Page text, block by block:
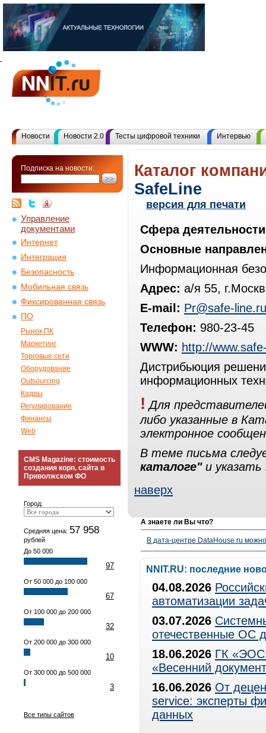
Новости Новости 2.0 Тесты цифровой техники Интервью
Подписка на новости:
Управление
документами
Интернет
Интеграция
Безопасность
Мобильная связь
Фиксированная связь
ПО
Рынок ПК
Маркетинг
Торговые сети
Оборудование
Outsourcing
Кадры
Регулирование
Финансы
Web
CMS Magazine: стоимость
создания корп. сайта в
Приволжском ФО
Город:
Средняя цена: 57 958
рублей
До 50 000
97
От 50 000 до 100 000
67
От 100 000 до 200 000
32
От 200 000 до 300 000
10
От 300 000 до 500 000
3
Все типы сайтов
Каталог
SafeLine
версия для печати
Сфера
Основные
Информационная
Адрес: а/я 55,
E-mail: Pr@safe-line.ru
Телефон: 980-23-45
WWW: http://
Дистрибьюция
информационных
! Для
либо указанные в
электронное
В теме письма
каталоге"и указать
наверх
А знаете ли Вы что?
В дата-центре DataHouse.ru
NNIT.RU: последние
04.08.2026
автоматизации
03.07.2026
отечественные ОС
18.06.2026 ГК
«Весенний
16.06.2026 От
service: эксперты
данных